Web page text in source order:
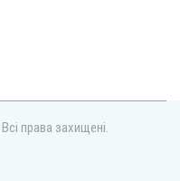
Всі права захищені.